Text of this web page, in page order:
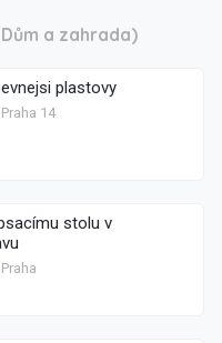
a zahrada)
plastovy
14
stolu v